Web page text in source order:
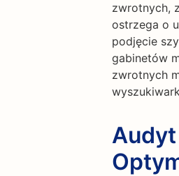
zwrotnych,
ostrzega o
podjęcie
gabinetów
zwrotnych